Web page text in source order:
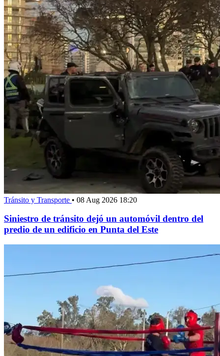
Tránsito y Transporte • 08 Aug 2026 18:20
Siniestro de tránsito dejó un automóvil dentro del
predio de un edificio en Punta del Este